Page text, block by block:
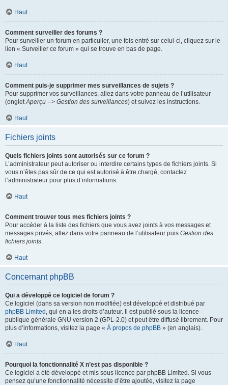
Haut
Comment surveiller des forums ?
Pour surveiller un forum en particulier, une fois entré sur celui-ci, cliquez sur le
lien « Surveiller ce forum » qui se trouve en bas de page.
Haut
Comment puis-je supprimer mes surveillances de sujets ?
Pour supprimer vos surveillances, allez dans votre panneau de l’utilisateur
(ongletAperçu --> Gestion des surveillances) et suivez les instructions.
Haut
Fichiers joints
Quels fichiers joints sont autorisés sur ce forum ?
L’administrateur peut autoriser ou interdire certains types de fichiers joints. Si
vous n’êtes pas sûr de ce qui est autorisé à être chargé, contactez
l’administrateur pour plus d’informations.
Haut
Comment trouver tous mes fichiers joints ?
Pour accéder à la liste des fichiers que vous avez joints à vos messages et
messages privés, allez dans votre panneau de l’utilisateur puis Gestion des
fichiers joints.
Haut
Concernant phpBB
Qui a développé ce logiciel de forum ?
Ce logiciel (dans sa version non modifiée) est développé et distribué par
phpBB Limited , qui en a les droits d’auteur. Il est publié sous la licence
publique générale GNU version 2 (GPL-2.0) et peut être diffusé librement. Pour
plus d’informations, visitez la page « À propos de phpBB » (en anglais).
Haut
Pourquoi la fonctionnalité X n’est pas disponible ?
Ce logiciel a été développé et mis sous licence par phpBB Limited. Si vous
pensez qu’une fonctionnalité nécessite d’être ajoutée, visitez la page